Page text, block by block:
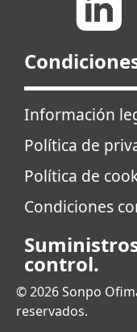
Información
Política de
Política de
Condiciones
control.
© 2026 Sonpo
reservados.